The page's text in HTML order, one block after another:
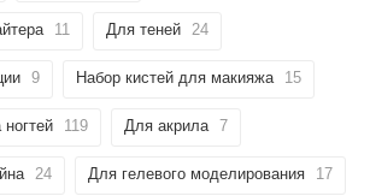
11 Для теней 24
9 Набор кистей для макияжа 15
119 Для акрила 7
24 Для гелевого моделирования 17